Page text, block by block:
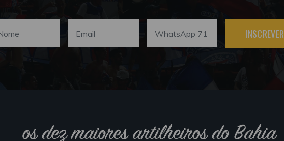
INSCREVER
os dez maiores artilheiros do Bahia